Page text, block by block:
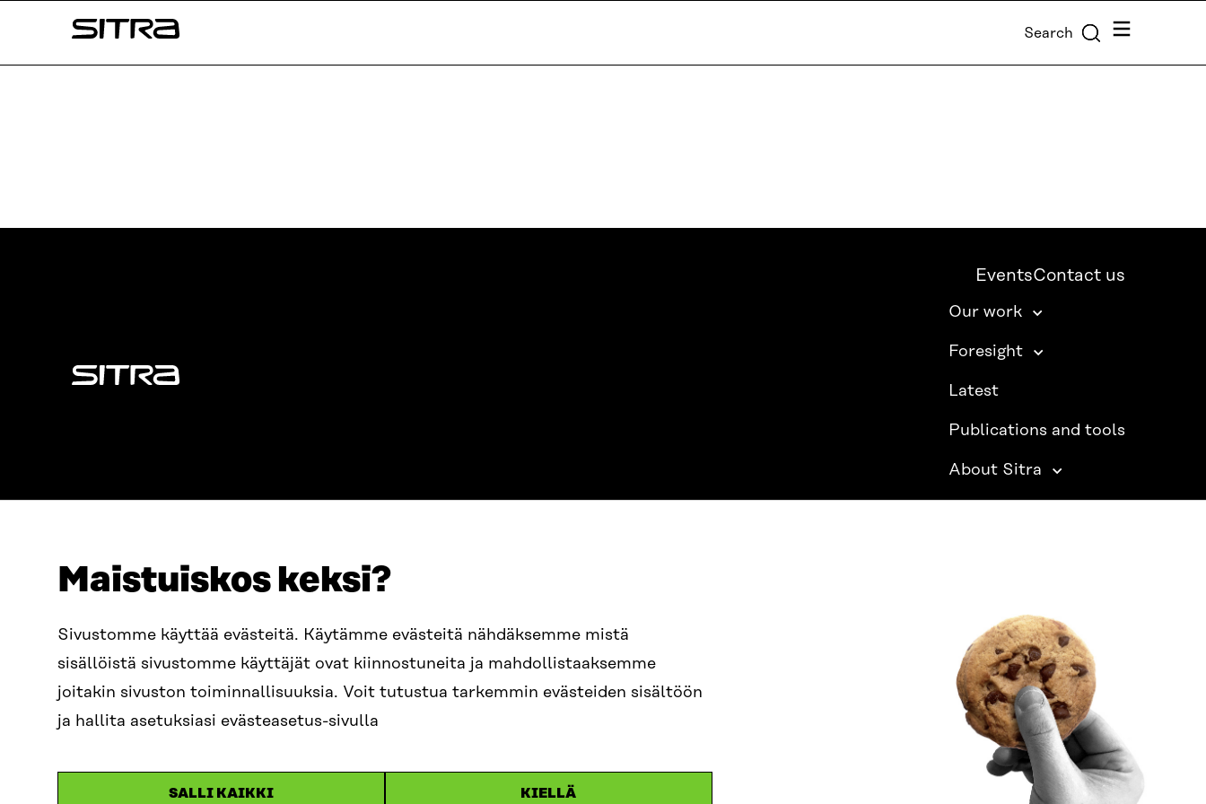
Maistuiskos keksi?
Sivustomme käyttää evästeitä. Käytämme evästeitä nähdäksemme mistä
sisällöistä sivustomme käyttäjät ovat kiinnostuneita ja mahdollistaaksemme
joitakin sivuston toiminnallisuuksia. Voit tutustua tarkemmin evästeiden sisältöön
ja hallita asetuksiasi evästeasetus-sivulla
SALLI KAIKKI KIELLÄ
↓
Sitra Search Menu
Sitra
EventsContact us
Our work
Foresight
Latest
Publications and tools
About Sitra
ADDRESS
160,
00181 Helsinki
How to get to Sitra?
BUSINESS ID
TELEPHONE
EMAIL
firstname.lastname@sitra.fi